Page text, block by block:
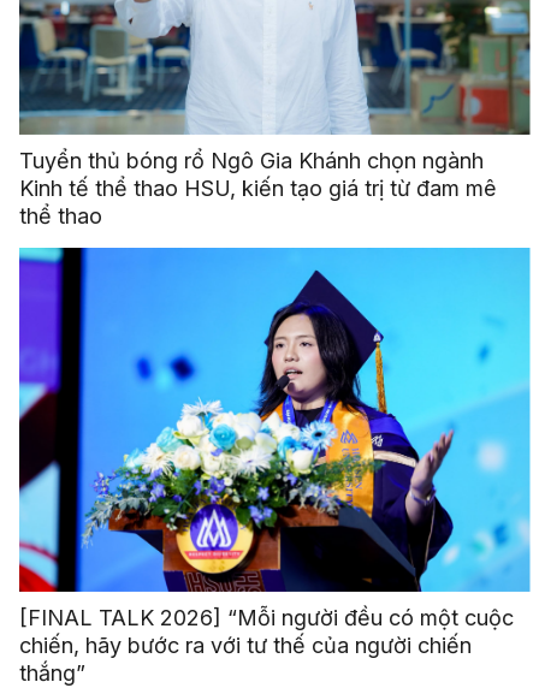
Tuyển thủ bóng rổ Ngô Gia Khánh chọn ngành
Kinh tế thể thao HSU, kiến tạo giá trị từ đam mê
thể thao
[FINAL TALK 2026] “Mỗi người đều có một cuộc
chiến, hãy bước ra với tư thế của người chiến
thắng”